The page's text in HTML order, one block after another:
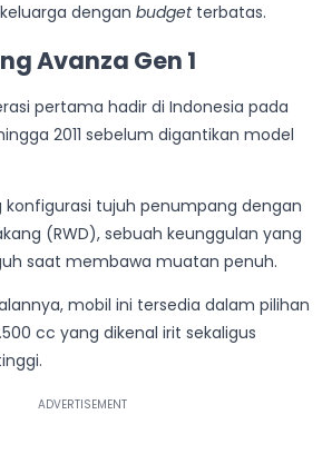
dengan budgetterbatas.
Avanza Gen 1
pertama hadir di Indonesia pada
2011 sebelum digantikan model
konfigurasi tujuh penumpang dengan
(RWD), sebuah keunggulan yang
saat membawa muatan penuh.
mobil ini tersedia dalam pilihan
cc yang dikenal irit sekaligus